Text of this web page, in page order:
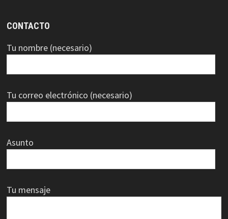
CONTACTO
Tu nombre (necesario)
Tu correo electrónico (necesario)
Asunto
Tu mensaje